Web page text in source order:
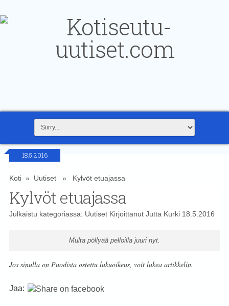
18.5.2016
Koti» Uutiset» Kylvöt etuajassa
Kylvöt etuajassa
Julkaistu kategoriassa: UutisetKirjoittanut Jutta Kurki18.5.2016
Multa pöllyää pelloilla juuri nyt.
Jos sinulla on Puodista ostettu lukuoikeus, voit lukea artikkelin.
Jaa: